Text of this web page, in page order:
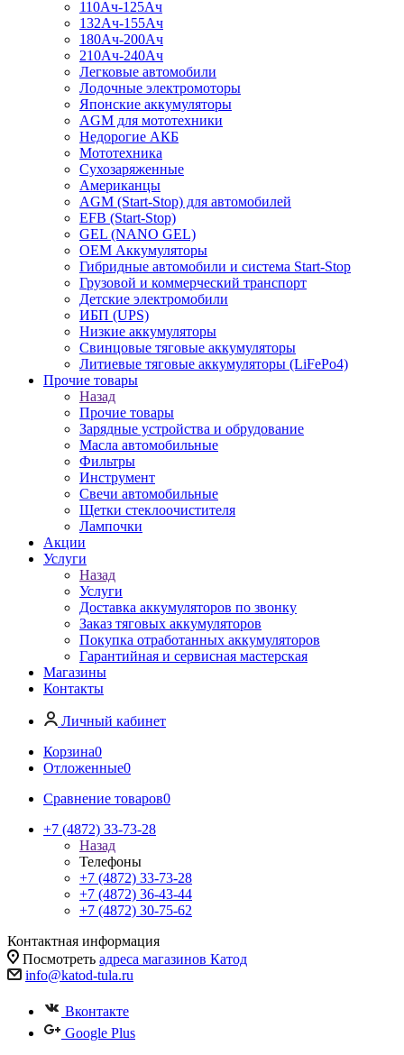
110Ач-125Ач
132Ач-155Ач
180Ач-200Ач
210Ач-240Ач
Легковые автомобили
Лодочные электромоторы
Японские аккумуляторы
AGM для мототехники
Недорогие АКБ
Мототехника
Сухозаряженные
Американцы
AGM (Start-Stop) для автомобилей
EFB (Start-Stop)
GEL (NANO GEL)
OEM Аккумуляторы
Гибридные автомобили и система Start-Stop
Грузовой и коммерческий транспорт
Детские электромобили
ИБП (UPS)
Низкие аккумуляторы
Свинцовые тяговые аккумуляторы
Литиевые тяговые аккумуляторы (LiFePo4)
Прочие товары
Назад
Прочие товары
Зарядные устройства и обрудование
Масла автомобильные
Фильтры
Инструмент
Свечи автомобильные
Щетки стеклоочистителя
Лампочки
Акции
Услуги
Назад
Услуги
Доставка аккумуляторов по звонку
Заказ тяговых аккумуляторов
Покупка отработанных аккумуляторов
Гарантийная и сервисная мастерская
Магазины
Контакты
Личный кабинет
Корзина0
Отложенные0
Сравнение товаров0
+7 (4872) 33-73-28
Назад
Телефоны
+7 (4872) 33-73-28
+7 (4872) 36-43-44
+7 (4872) 30-75-62
Контактная информация
Посмотреть адреса магазинов Катод
info@katod-tula.ru
Вконтакте
Google Plus